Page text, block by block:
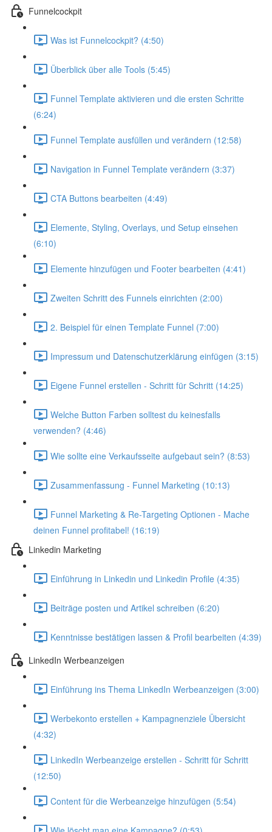
Funnelcockpit
Was ist Funnelcockpit? (4:50)
Überblick über alle Tools (5:45)
Funnel Template aktivieren und die ersten Schritte
(6:24)
Funnel Template ausfüllen und verändern (12:58)
Navigation in Funnel Template verändern (3:37)
CTA Buttons bearbeiten (4:49)
Elemente, Styling, Overlays, und Setup einsehen
(6:10)
Elemente hinzufügen und Footer bearbeiten (4:41)
Zweiten Schritt des Funnels einrichten (2:00)
2. Beispiel für einen Template Funnel (7:00)
Impressum und Datenschutzerklärung einfügen (3:15)
Eigene Funnel erstellen - Schritt für Schritt (14:25)
Welche Button Farben solltest du keinesfalls
verwenden? (4:46)
Wie sollte eine Verkaufsseite aufgebaut sein? (8:53)
Zusammenfassung - Funnel Marketing (10:13)
Funnel Marketing & Re-Targeting Optionen - Mache
deinen Funnel profitabel! (16:19)
Linkedin Marketing
Einführung in Linkedin und Linkedin Profile (4:35)
Beiträge posten und Artikel schreiben (6:20)
Kenntnisse bestätigen lassen & Profil bearbeiten (4:39)
LinkedIn Werbeanzeigen
Einführung ins Thema LinkedIn Werbeanzeigen (3:00)
Werbekonto erstellen + Kampagnenziele Übersicht
(4:32)
LinkedIn Werbeanzeige erstellen - Schritt für Schritt
(12:50)
Content für die Werbeanzeige hinzufügen (5:54)